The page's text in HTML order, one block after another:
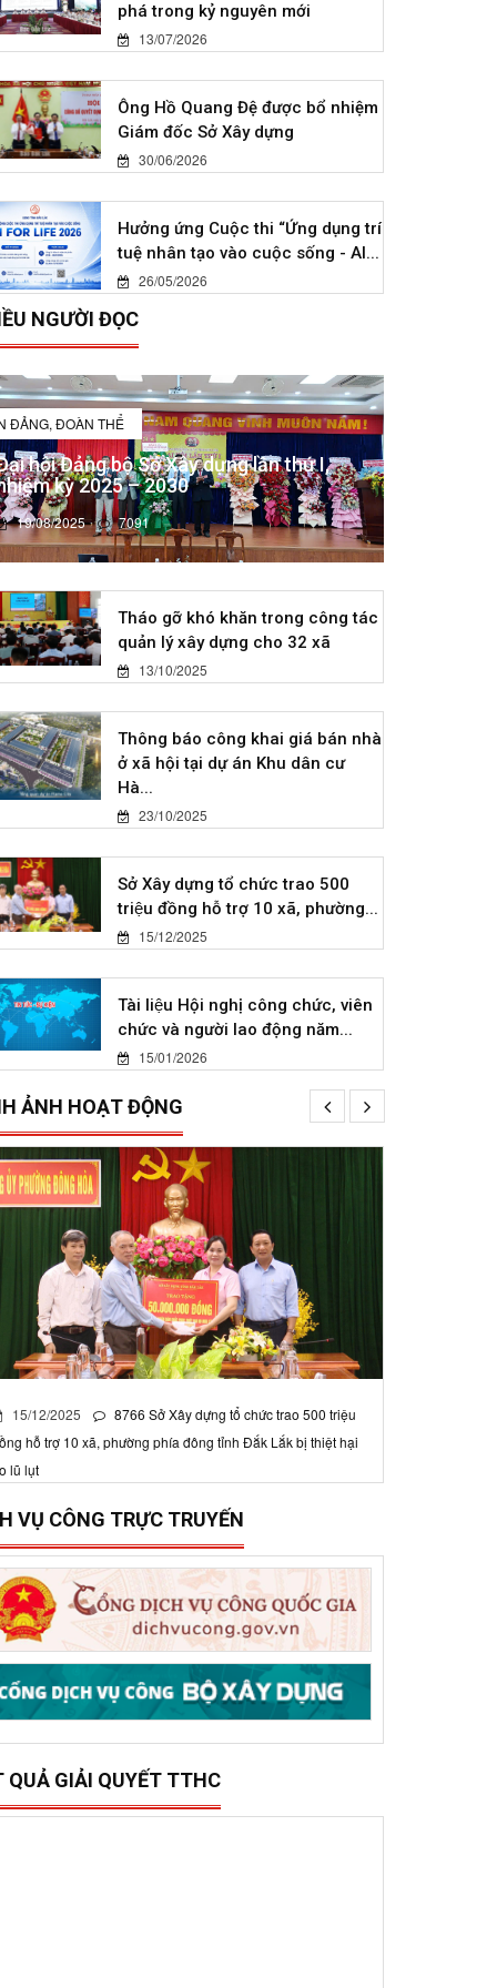
phá trong kỷ nguyên mới
13/07/2026
Ông Hồ Quang Đệ được bổ nhiệm
Giám đốc Sở Xây dựng
30/06/2026
Hưởng ứng Cuộc thi “Ứng dụng trí
tuệ nhân tạo vào cuộc sống - AI...
26/05/2026
NGƯỜI ĐỌC
ĐẢNG, ĐOÀN THỂ
hội Đảng bộ Sở Xây dựng lần thứ I,
kỳ 2025 – 2030
19/08/2025 7091
Tháo gỡ khó khăn trong công tác
quản lý xây dựng cho 32 xã
13/10/2025
Thông báo công khai giá bán nhà
ở xã hội tại dự án Khu dân cư
Hà...
23/10/2025
Sở Xây dựng tổ chức trao 500
triệu đồng hỗ trợ 10 xã, phường...
15/12/2025
Tài liệu Hội nghị công chức, viên
chức và người lao động năm...
15/01/2026
ẢNH HOẠT ĐỘNG
Xây dựng tổ chức trao 500 triệu đồng hỗ trợ 10
phường phía đông tỉnh Đắk Lắk bị thiệt hại do lũ
VỤ CÔNG TRỰC TRUYẾN